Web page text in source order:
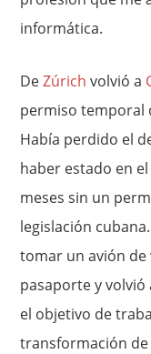
informática.
DeZúrich volvió a
permiso temporal
Había perdido el
haber estado en
meses sin un
legislación
tomar un avión de
pasaporte y volvió
el objetivo de
transformación de